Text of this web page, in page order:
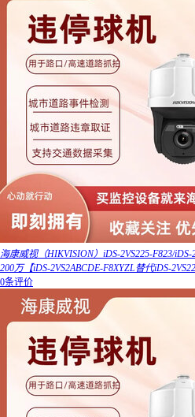
海康威视（HIKVISION）iDS-2VS225-F823/
200万【iDS-2VS2ABCDE-F8XYZL替代iDS-
0条评价